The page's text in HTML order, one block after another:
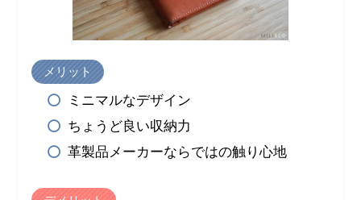
メリット
ミニマルなデザイン
ちょうど良い収納力
革製品メーカーならではの触り心地